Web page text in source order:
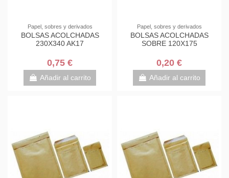
Papel, sobres y derivados
BOLSAS ACOLCHADAS
230X340 AK17
0,75 €
Añadir al carrito
Papel, sobres y derivados
BOLSAS ACOLCHADAS
SOBRE 120X175
0,20 €
Añadir al carrito